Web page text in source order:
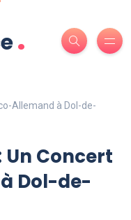
.
Allemand à Dol-de-
Un Concert
Dol-de-